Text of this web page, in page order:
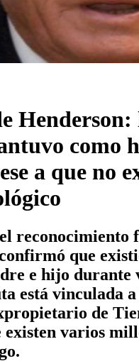
Henderson:
como
a que no
reconocimiento
que
e hijo durante
está vinculada
de
existen varios